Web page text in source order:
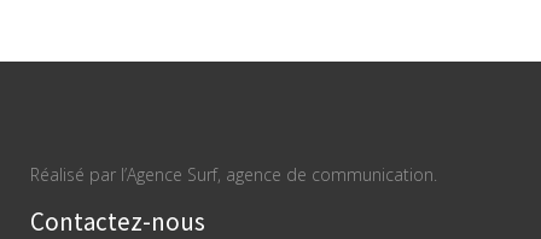
Réalisé par l’Agence Surf, agence de communication.
Contactez-nous